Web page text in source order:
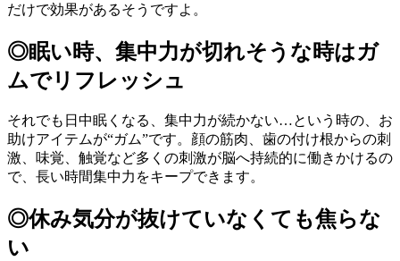
だけで効果があるそうですよ。
◎眠い時、集中力が切れそうな時はガ
ムでリフレッシュ
それでも日中眠くなる、集中力が続かない…という時の、お
助けアイテムが“ガム”です。顔の筋肉、歯の付け根からの刺
激、味覚、触覚など多くの刺激が脳へ持続的に働きかけるの
で、長い時間集中力をキープできます。
◎休み気分が抜けていなくても焦らな
い